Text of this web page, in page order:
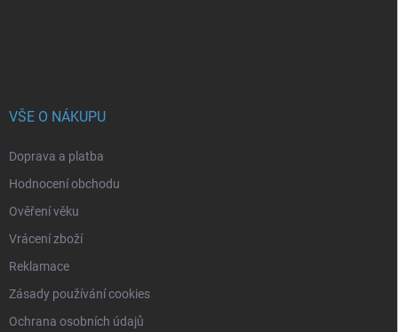
VŠE O NÁKUPU
Doprava a platba
Hodnocení obchodu
Ověření věku
Vrácení zboží
Reklamace
Zásady používání cookies
Ochrana osobních údajů